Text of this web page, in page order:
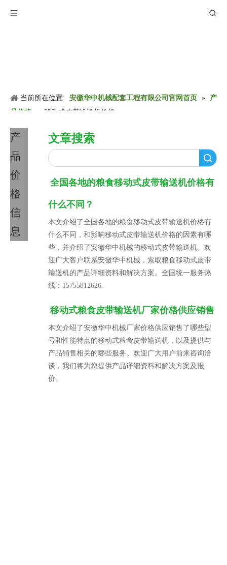
当前所在位置: 安徽华中机械配套工程有限公司官网首页 »
产
品价格
移动式皮带输送机价格
产
品
价
格
信
息
文章搜索
全国各地的粮食移动式皮带输送机价格有
什么不同？
本文介绍了全国各地的粮食移动式皮带输送机价格有
什么不同，和影响移动式皮带输送机价格的因素有哪
些，并介绍了安徽华中机械的移动式皮带输送机。欢
迎广大客户联系安徽华中机械，索取粮食移动式皮带
输送机的产品详细资料和解决方案。全国统一服务热
线：15755812626.
移动式粮食皮带输送机厂家价格供应销售
本文介绍了安徽华中机械厂家价格供应销售了哪些型
号和性能特点的移动式粮食皮带输送机，以及提供与
产品销售相关的哪些服务。欢迎广大用户前来咨询洽
谈，我们将为您提供产品详细资料和解决方案及报
价。